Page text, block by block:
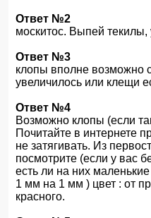
Ответ №2
москитос. Выпей текилы,
Ответ №3
клопы вполне возможно
увеличилось или клещи
Ответ №4
Возможно клопы (если
Почитайте в интернете
не затягивать. Из
посмотрите (если у вас
есть ли на них
1 мм на 1 мм ) цвет : от
красного.